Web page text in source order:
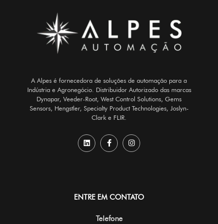
A Alpes é fornecedora de soluções de automação para a
Indústria e Agronegócio. Distribuidor Autorizado das marcas
Dynapar, Veeder-Root, West Control Solutions, Gems
Sensors, Hengstler, Specialty Product Technologies, Joslyn-
Clark e FLIR.
ENTRE EM CONTATO
Telefone